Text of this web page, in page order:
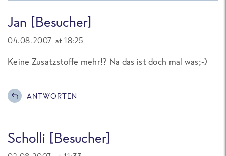
Jan [Besucher]
04.08.2007 at 18:25
Keine Zusatzstoffe mehr!? Na das ist doch mal was;-)
ANTWORTEN
Scholli [Besucher]